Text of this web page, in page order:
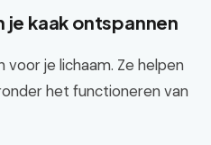
je kaak ontspannen
je lichaam. Ze helpen
het functioneren van